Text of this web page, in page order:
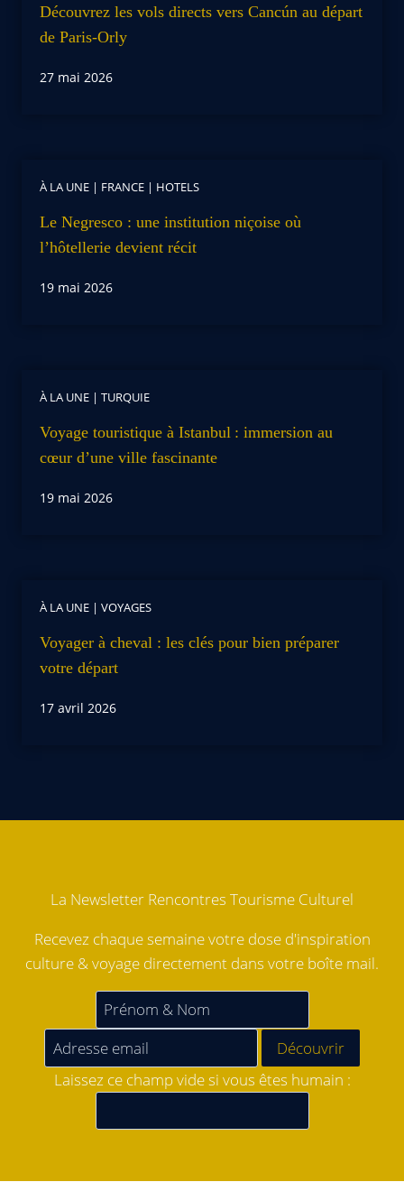
Découvrez les vols directs vers Cancún au départ
de Paris-Orly
27 mai 2026
À LA UNE | FRANCE | HOTELS
Le Negresco : une institution niçoise où
l’hôtellerie devient récit
19 mai 2026
À LA UNE | TURQUIE
Voyage touristique à Istanbul : immersion au
cœur d’une ville fascinante
19 mai 2026
À LA UNE | VOYAGES
Voyager à cheval : les clés pour bien préparer
votre départ
17 avril 2026
La Newsletter Rencontres Tourisme Culturel
Recevez chaque semaine votre dose d'inspiration
culture & voyage directement dans votre boîte mail.
Laissez ce champ vide si vous êtes humain :